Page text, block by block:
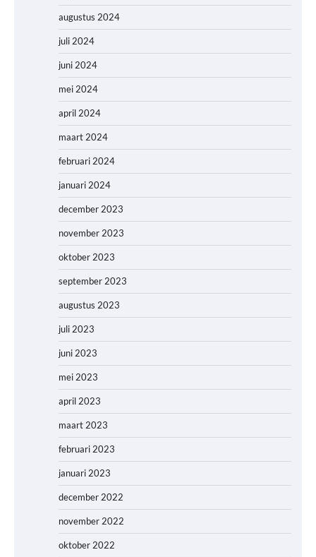
augustus 2024
juli 2024
juni 2024
mei 2024
april 2024
maart 2024
februari 2024
januari 2024
december 2023
november 2023
oktober 2023
september 2023
augustus 2023
juli 2023
juni 2023
mei 2023
april 2023
maart 2023
februari 2023
januari 2023
december 2022
november 2022
oktober 2022